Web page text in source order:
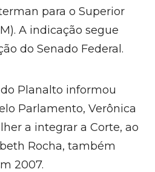
para o Superior
A indicação segue
do Senado Federal.
Planalto informou
Parlamento, Verônica
a integrar a Corte, ao
Rocha, também
2007.